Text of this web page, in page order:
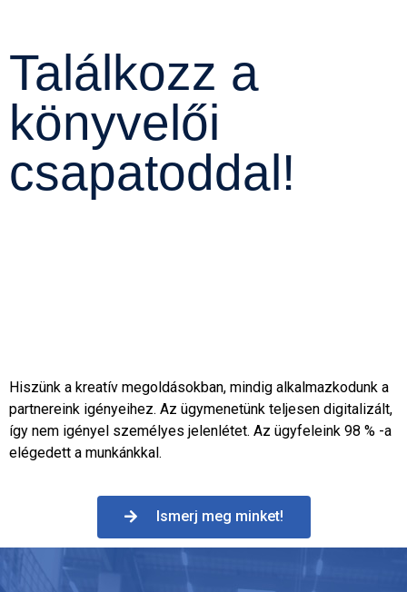
Találkozz a
könyvelői
csapatoddal!
Hiszünk a kreatív megoldásokban, mindig alkalmazkodunk a
partnereink igényeihez. Az ügymenetünk teljesen digitalizált,
így nem igényel személyes jelenlétet. Az ügyfeleink 98 % -a
elégedett a munkánkkal.
Ismerj meg minket!